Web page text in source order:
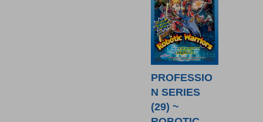
PROFESSIO
N SERIES
(29) ~